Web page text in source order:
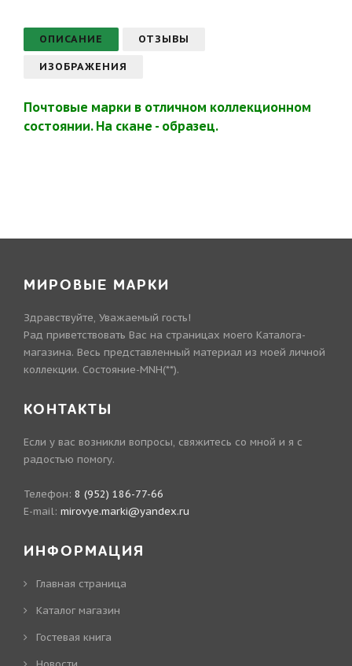
ОПИСАНИЕ ОТЗЫВЫ
ИЗОБРАЖЕНИЯ
Почтовые марки в отличном коллекционном
состоянии. На скане - образец.
МИРОВЫЕ МАРКИ
Здравствуйте, Уважаемый гость!
Рад приветствовать Вас на страницах моего Каталога-
магазина. Весь представленный материал из моей личной
коллекции. Состояние-MNH(**).
КОНТАКТЫ
Если у вас возникли вопросы, свяжитесь со мной и я с
радостью помогу.
Телефон: 8 (952) 186-77-66
E-mail: mirovye.marki@yandex.ru
ИНФОРМАЦИЯ
Главная страница
Каталог магазин
Гостевая книга